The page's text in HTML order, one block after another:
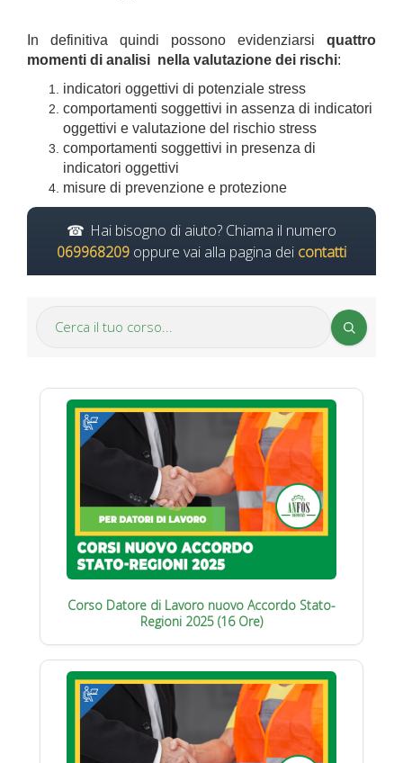
In definitiva quindi possono evidenziarsi quattro
momenti di analisi nella valutazione dei rischi:
indicatori oggettivi di potenziale stress
comportamenti soggettivi in assenza di indicatori
oggettivi e valutazione del rischio stress
comportamenti soggettivi in presenza di
indicatori oggettivi
misure di prevenzione e protezione
Hai bisogno di aiuto? Chiama il numero
069968209 oppure vai alla pagina dei contatti
Corso Datore di Lavoro nuovo Accordo Stato-
Regioni 2025 (16 Ore)